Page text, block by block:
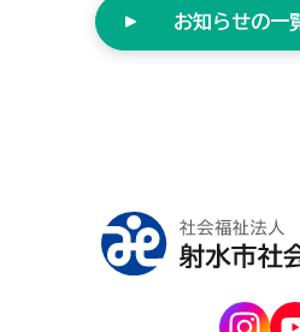
お知らせの一